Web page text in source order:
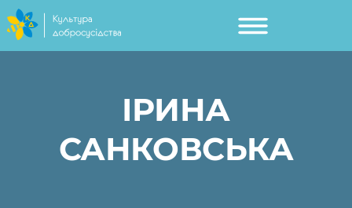
ІРИНА
САНКОВСЬКА